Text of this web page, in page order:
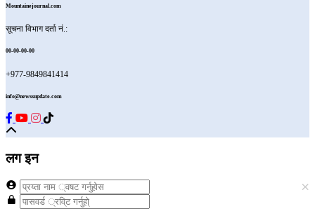
Mountainejournal.com
सूचना विभाग दर्ता नं.:
00-00-00-00
+977-9849841414
info@newssupdate.com
लग इन
×